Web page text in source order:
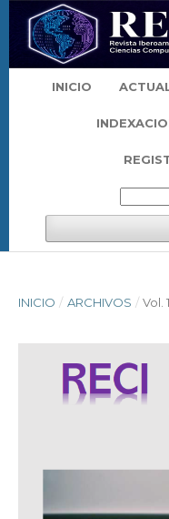
INICIO
INICIO / ARCHIVOS / Vol.